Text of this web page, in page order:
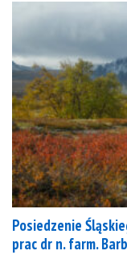
Posiedzenie
prac dr n. farm.